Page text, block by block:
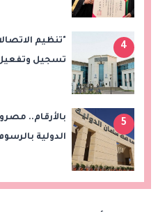
4
"تنظيم
تسجيل
5
بالأرقام..
الدولية